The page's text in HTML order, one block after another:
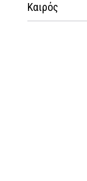
Καιρός